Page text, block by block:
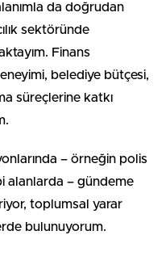
da doğrudan
sektöründe
Finans
belediye bütçesi,
süreçlerine katkı
– örneğin polis
alanlarda – gündeme
toplumsal yarar
bulunuyorum.